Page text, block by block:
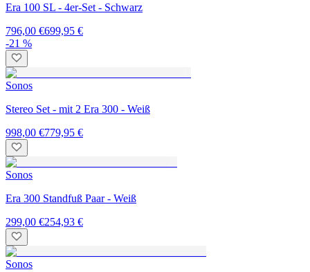
Era 100 SL - 4er-Set - Schwarz
796,00 €699,95 €
-21 %
Sonos
Stereo Set - mit 2 Era 300 - Weiß
998,00 €779,95 €
Sonos
Era 300 Standfuß Paar - Weiß
299,00 €254,93 €
Sonos